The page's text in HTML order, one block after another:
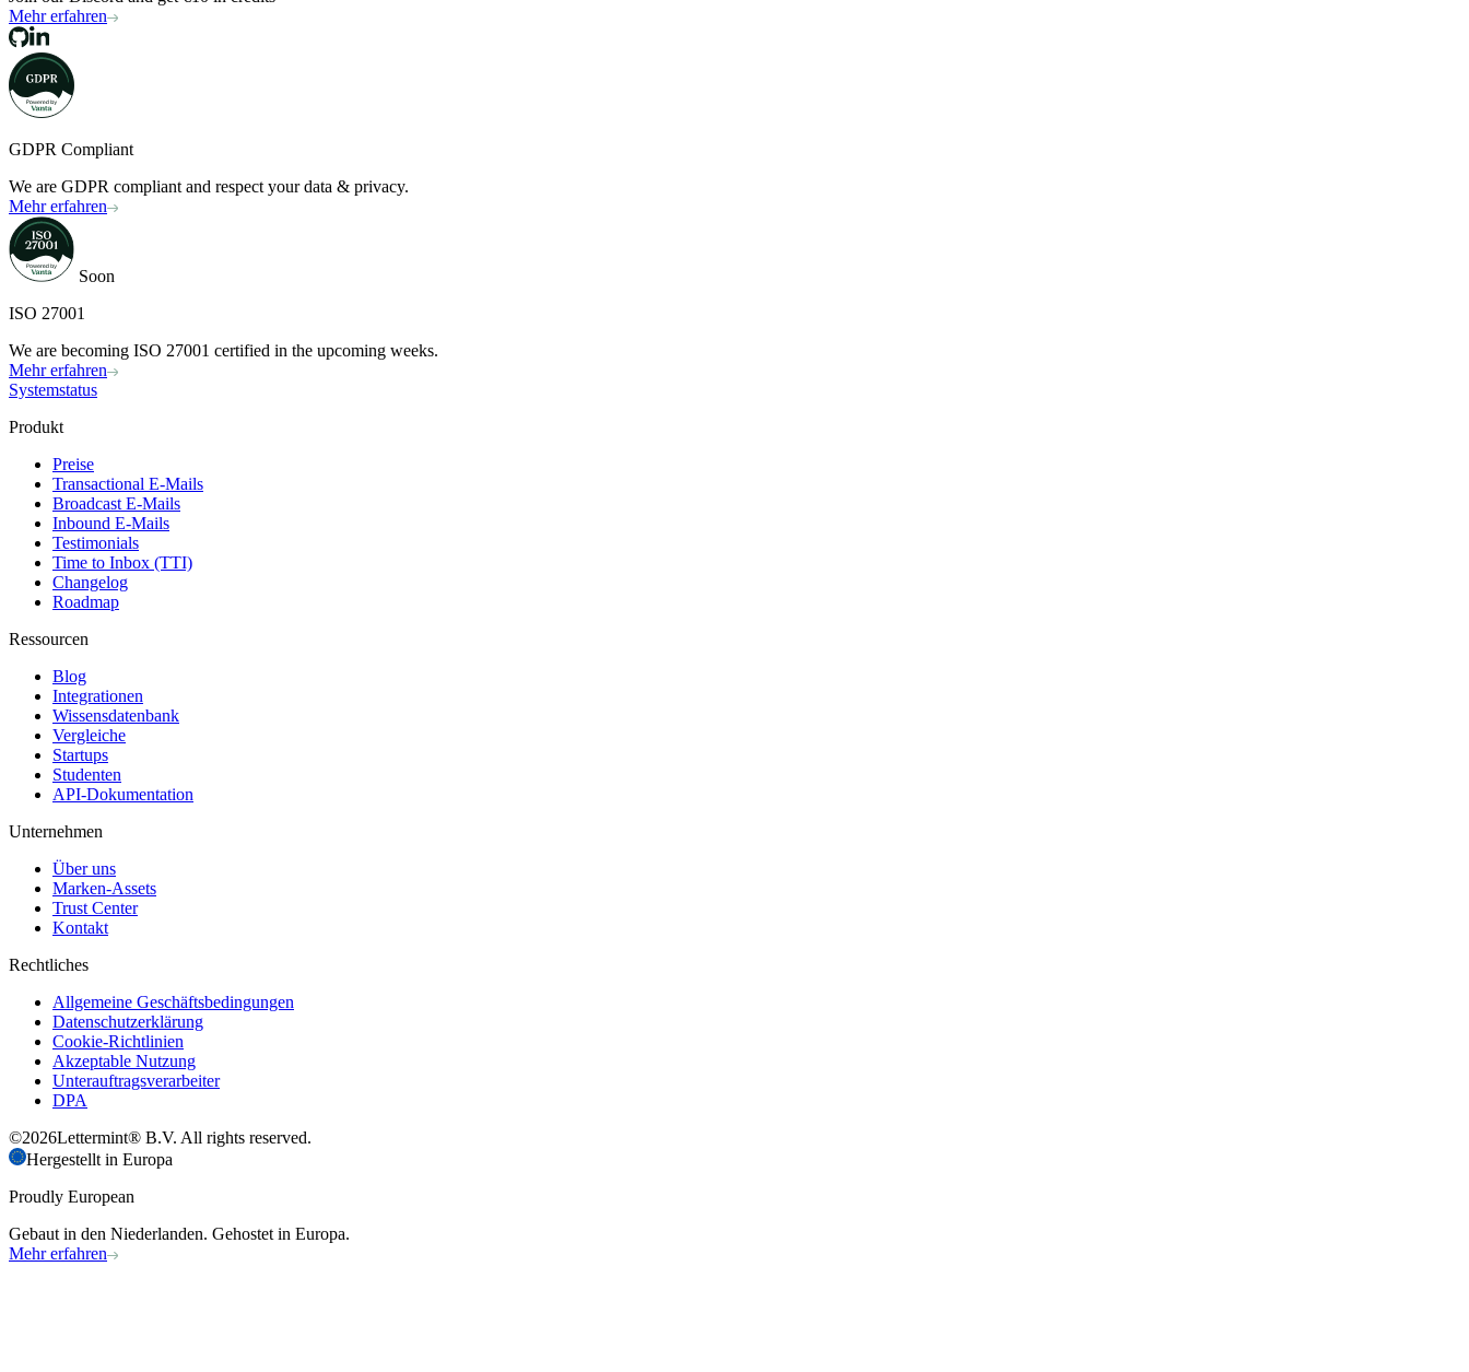
Mehr erfahren
GDPR Compliant
We are GDPR compliant and respect your data & privacy.
Mehr erfahren
Soon
ISO 27001
We are becoming ISO 27001 certified in the upcoming weeks.
Mehr erfahren
Systemstatus
Produkt
Preise
Transactional E-Mails
Broadcast E-Mails
Inbound E-Mails
Testimonials
Time to Inbox (TTI)
Changelog
Roadmap
Ressourcen
Blog
Integrationen
Wissensdatenbank
Vergleiche
Startups
Studenten
API-Dokumentation
Unternehmen
Über uns
Marken-Assets
Trust Center
Kontakt
Rechtliches
Allgemeine Geschäftsbedingungen
Datenschutzerklärung
Cookie-Richtlinien
Akzeptable Nutzung
Unterauftragsverarbeiter
DPA
©2026Lettermint® B.V. All rights reserved.
Hergestellt in Europa
Proudly European
Gebaut in den Niederlanden. Gehostet in Europa.
Mehr erfahren